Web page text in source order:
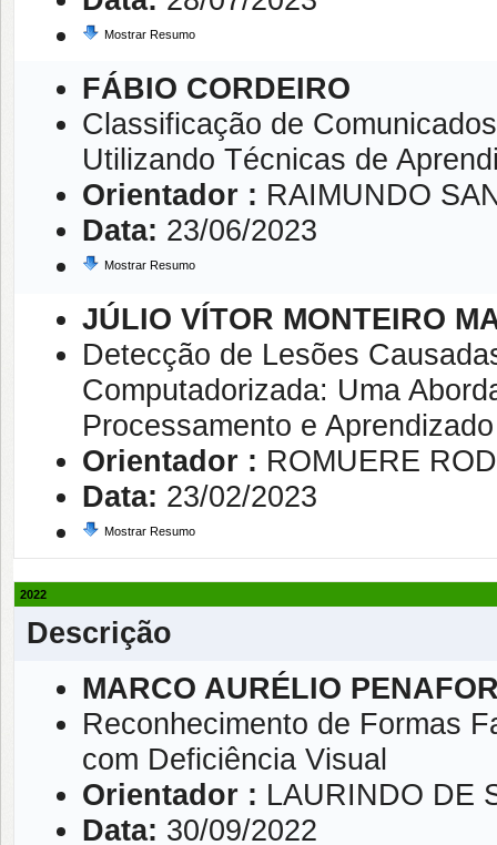
Mostrar Resumo
FÁBIO CORDEIRO
Classificação de
Utilizando Técnicas de
Orientador : RAIMUNDO
Data: 23/06/2023
Mostrar Resumo
JÚLIO VÍTOR MONTEIRO
Detecção de Lesões
Computadorizada: Uma
Processamento e
Orientador : ROMUERE
Data: 23/02/2023
Mostrar Resumo
2022
Descrição
MARCO AURÉLIO
Reconhecimento de Formas
com Deficiência Visual
Orientador : LAURINDO DE
Data: 30/09/2022